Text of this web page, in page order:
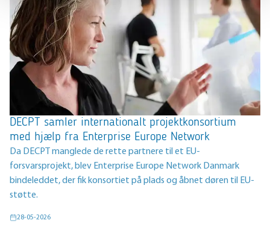
DECPT samler internationalt projektkonsortium
med hjælp fra Enterprise Europe Network
Da DECPT manglede de rette partnere til et EU-
forsvarsprojekt, blev Enterprise Europe Network Danmark
bindeleddet, der fik konsortiet på plads og åbnet døren til EU-
støtte.
28-05-2026